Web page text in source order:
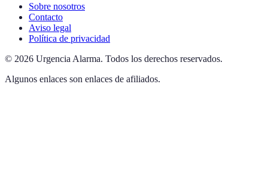
Sobre nosotros
Contacto
Aviso legal
Política de privacidad
© 2026 Urgencia Alarma. Todos los derechos reservados.
Algunos enlaces son enlaces de afiliados.